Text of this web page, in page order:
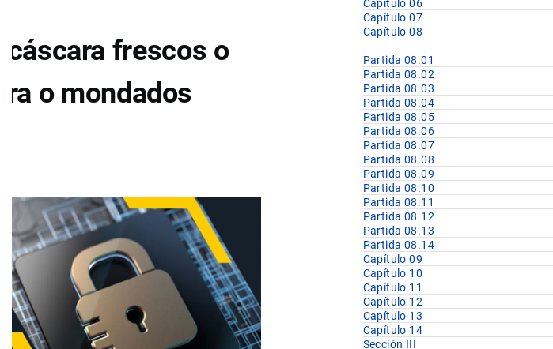
cáscara frescos o
o mondados
Capítulo 06
Capítulo 07
Capítulo 08
Partida 08.01
Partida 08.02
Partida 08.03
Partida 08.04
Partida 08.05
Partida 08.06
Partida 08.07
Partida 08.08
Partida 08.09
Partida 08.10
Partida 08.11
Partida 08.12
Partida 08.13
Partida 08.14
Capítulo 09
Capítulo 10
Capítulo 11
Capítulo 12
Capítulo 13
Capítulo 14
Sección III